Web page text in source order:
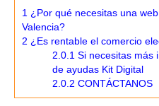
1 ¿Por qué necesitas una
Valencia?
2 ¿Es rentable el comercio
2.0.1Si necesitas más
de ayudas Kit Digital
2.0.2 CONTÁCTANOS